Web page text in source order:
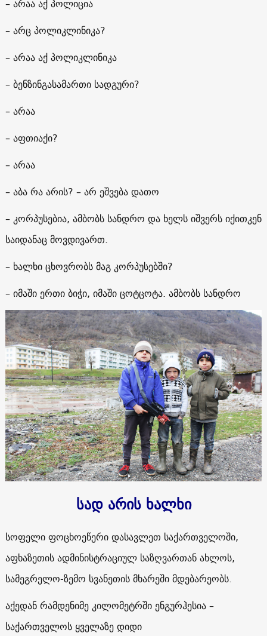
– არაა აქ პოლიცია
– არც პოლიკლინიკა?
– არაა აქ პოლიკლინიკა
– ბენზინგასამართი სადგური?
– არაა
– აფთიაქი?
– არაა
– აბა რა არის? – არ ეშვება დათო
– კორპუსებია, ამბობს სანდრო და ხელს იშვერს იქითკენ
საიდანაც მოვდივართ.
– ხალხი ცხოვრობს მაგ კორპუსებში?
– იმაში ერთი ბიჭი, იმაში ცოტცოტა. ამბობს სანდრო
სად არის ხალხი
სოფელი ფოცხოეწერი დასავლეთ საქართველოში,
აფხაზეთის ადმინისტრაციულ საზღვართან ახლოს,
სამეგრელო-ზემო სვანეთის მხარეში მდებარეობს.
აქედან რამდენიმე კილომეტრში ენგურჰესია –
საქართველოს ყველაზე დიდი